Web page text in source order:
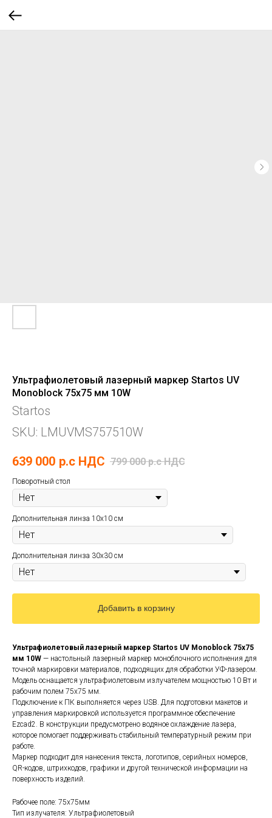
Ультрафиолетовый лазерный маркер Startos UV
Monoblock 75x75 мм 10W
Startos
SKU: LMUVMS757510W
639 000 р.c НДС 799 000 р.c НДС
Поворотный стол
Дополнительная линза 10х10 см
Дополнительная линза 30х30 см
Добавить в корзину
Ультрафиолетовый лазерный маркер Startos UV Monoblock 75x75
мм 10W — настольный лазерный маркер моноблочного исполнения для
точной маркировки материалов, подходящих для обработки УФ-лазером.
Модель оснащается ультрафиолетовым излучателем мощностью 10 Вт и
рабочим полем 75x75 мм.
Подключение к ПК выполняется через USB. Для подготовки макетов и
управления маркировкой используется программное обеспечение
Ezcad2. В конструкции предусмотрено водяное охлаждение лазера,
которое помогает поддерживать стабильный температурный режим при
работе.
Маркер подходит для нанесения текста, логотипов, серийных номеров,
QR-кодов, штрихкодов, графики и другой технической информации на
поверхность изделий.
Рабочее поле: 75x75мм
Тип излучателя: Ультрафиолетовый